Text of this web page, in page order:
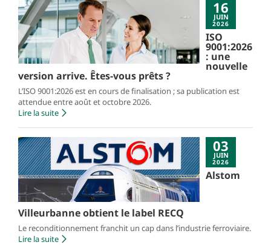
16
JUIN
2026
ISO
9001:2026
: une
nouvelle
version arrive. Êtes-vous prêts ?
L’ISO 9001:2026 est en cours de finalisation ; sa publication est
attendue entre août et octobre 2026.
Lire la suite
03
JUIN
2026
Alstom
Villeurbanne obtient le label RECQ
Le reconditionnement franchit un cap dans l’industrie ferroviaire.
Lire la suite